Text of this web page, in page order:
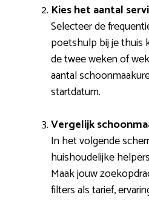
Kies het aantal
Selecteer de
poetshulp bij je thuis
de twee weken of
aantal
startdatum.
Vergelijk
In het volgende
huishoudelijke
Maak jouw
filters als tarief,